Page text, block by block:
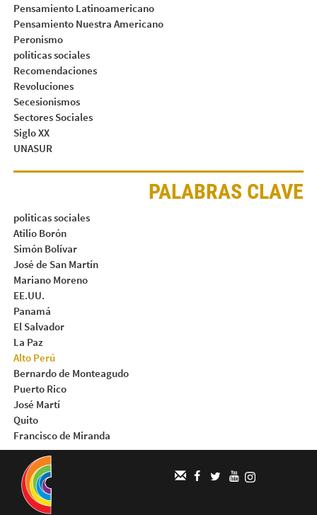
Pensamiento Latinoamericano
Pensamiento Nuestra Americano
Peronismo
políticas sociales
Recomendaciones
Revoluciones
Secesionismos
Sectores Sociales
Siglo XX
UNASUR
PALABRAS CLAVE
politicas sociales
Atilio Borón
Simón Bolívar
José de San Martín
Mariano Moreno
EE.UU.
Panamá
El Salvador
La Paz
Alto Perú
Bernardo de Monteagudo
Puerto Rico
José Martí
Quito
Francisco de Miranda